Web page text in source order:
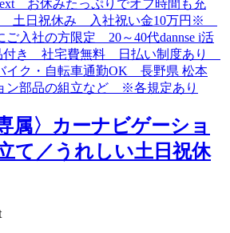
属〉カーナビゲーショ
て／うれしい土日祝休